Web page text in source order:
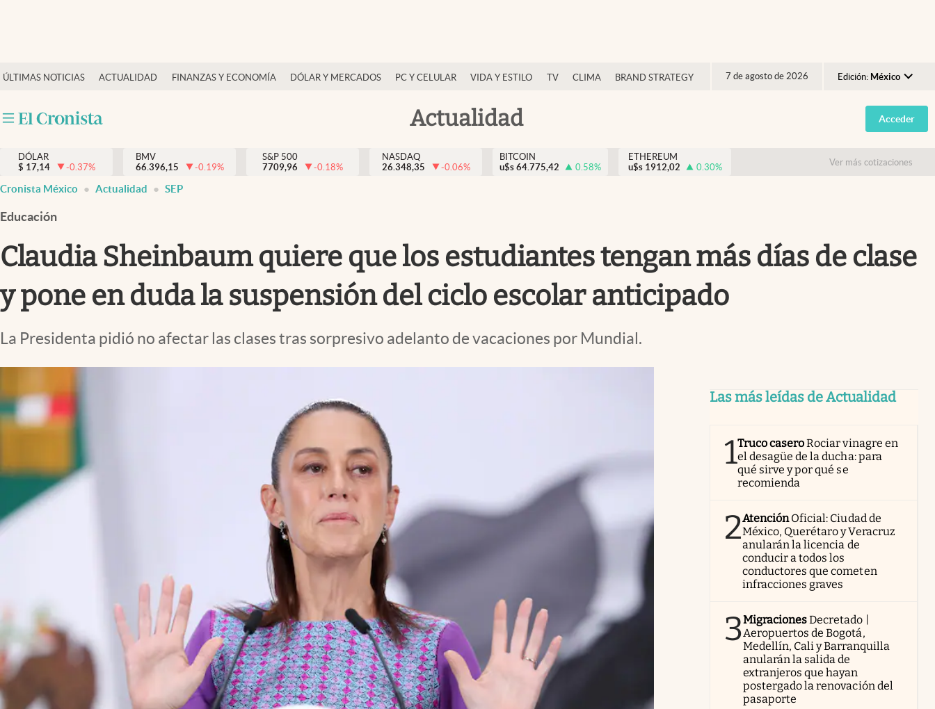
ÚLTIMAS NOTICIAS ACTUALIDAD FINANZAS Y ECONOMÍA DÓLAR Y MERCADOS PC Y CELULAR VIDA Y ESTILO TV CLIMA BRAND STRATEGY 7 de agosto de 2026 Edición: México
Argentina
España
USA
Actualidad
Actualidad
Internacionales
Opinión
Brand Strategy
Vida y estilo
Tv
Espiritualidad
abre en nueva pestaña
Acceder
DÓLAR
$ 17,14 -0.37%
BMV
66.396,15
-0.19%
S&P 500
7709,96
-0.18%
NASDAQ
26.348,35
-0.06%
BITCOIN
u$s 64.775,42 0.58%
ETHEREUM
u$s 1912,02 0.30% Ver más cotizaciones
Cronista México Actualidad SEP
Educación
Claudia Sheinbaum quiere que los estudiantes tengan más días de clase
y pone en duda la suspensión del ciclo escolar anticipado
La Presidenta pidió no afectar las clases tras sorpresivo adelanto de vacaciones por Mundial.
Las más leídas de Actualidad
1Truco caseroRociar vinagre en
el desagüe de la ducha: para
qué sirve y por qué se
recomienda
2AtenciónOficial: Ciudad de
México, Querétaro y Veracruz
anularán la licencia de
conducir a todos los
conductores que cometen
infracciones graves
3MigracionesDecretado |
Aeropuertos de Bogotá,
Medellín, Cali y Barranquilla
anularán la salida de
extranjeros que hayan
postergado la renovación del
pasaporte